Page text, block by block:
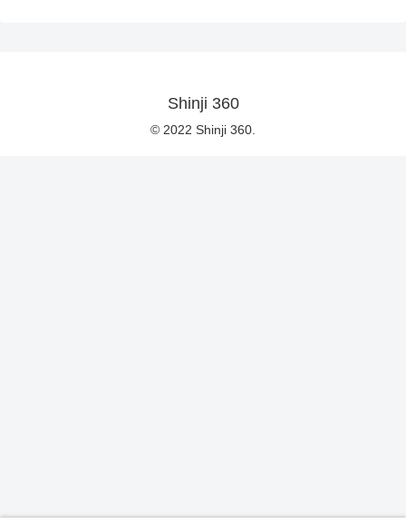
Shinji 360
© 2022 Shinji 360.